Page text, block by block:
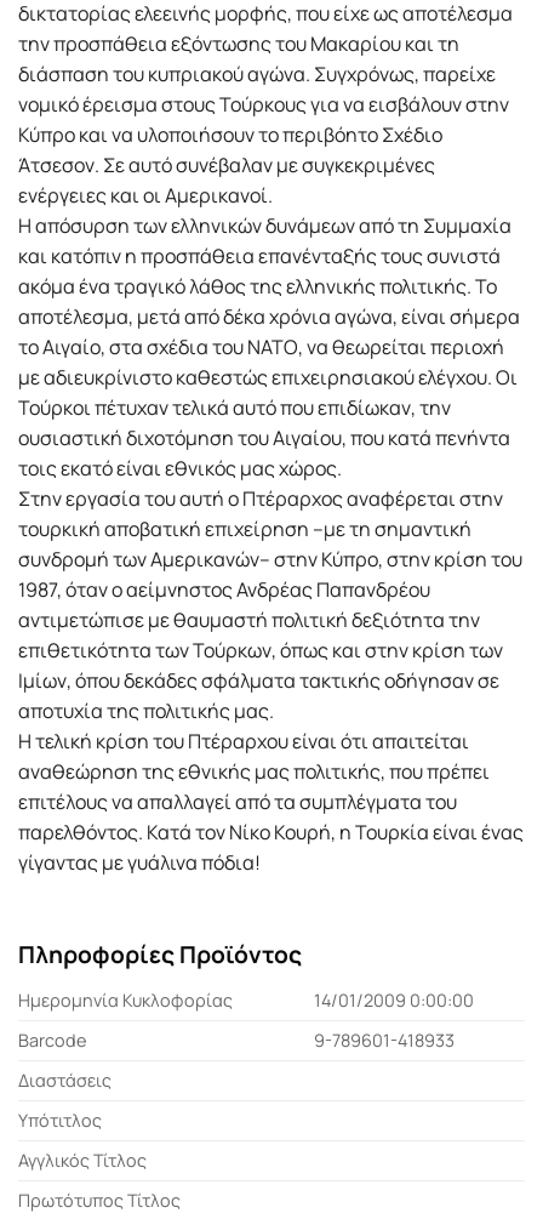
δικτατορίας ελεεινής μορφής, που είχε ως αποτέλεσμα
την προσπάθεια εξόντωσης του Μακαρίου και τη
διάσπαση του κυπριακού αγώνα. Συγχρόνως, παρείχε
νομικό έρεισμα στους Τούρκους για να εισβάλουν στην
Κύπρο και να υλοποιήσουν το περιβόητο Σχέδιο
Άτσεσον. Σε αυτό συνέβαλαν με συγκεκριμένες
ενέργειες και οι Αμερικανοί.
Η απόσυρση των ελληνικών δυνάμεων από τη Συμμαχία
και κατόπιν η προσπάθεια επανένταξής τους συνιστά
ακόμα ένα τραγικό λάθος της ελληνικής πολιτικής. Το
αποτέλεσμα, μετά από δέκα χρόνια αγώνα, είναι σήμερα
το Αιγαίο, στα σχέδια του ΝΑΤΟ, να θεωρείται περιοχή
με αδιευκρίνιστο καθεστώς επιχειρησιακού ελέγχου. Οι
Τούρκοι πέτυχαν τελικά αυτό που επιδίωκαν, την
ουσιαστική διχοτόμηση του Αιγαίου, που κατά πενήντα
τοις εκατό είναι εθνικός μας χώρος.
Στην εργασία του αυτή ο Πτέραρχος αναφέρεται στην
τουρκική αποβατική επιχείρηση –με τη σημαντική
συνδρομή των Αμερικανών– στην Κύπρο, στην κρίση του
1987, όταν ο αείμνηστος Ανδρέας Παπανδρέου
αντιμετώπισε με θαυμαστή πολιτική δεξιότητα την
επιθετικότητα των Τούρκων, όπως και στην κρίση των
Ιμίων, όπου δεκάδες σφάλματα τακτικής οδήγησαν σε
αποτυχία της πολιτικής μας.
Η τελική κρίση του Πτέραρχου είναι ότι απαιτείται
αναθεώρηση της εθνικής μας πολιτικής, που πρέπει
επιτέλους να απαλλαγεί από τα συμπλέγματα του
παρελθόντος. Κατά τον Νίκο Κουρή, η Τουρκία είναι ένας
γίγαντας με γυάλινα πόδια!
Πληροφορίες Προϊόντος
Ημερομηνία Κυκλοφορίας
14/01/2009 0:00:00
Barcode
9-789601-418933
Διαστάσεις
Υπότιτλος
Αγγλικός Τίτλος
Πρωτότυπος Τίτλος